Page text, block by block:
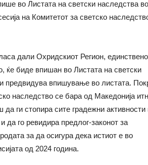
во Листата на светски наследства во
на Комитетот за светско
дали Охридскиот Регион,
ќе биде впишан во Листата на светски
предвидува впишување во листата.
наследство се бара од Македонија
ги стопира сите градежни активности
да го ревидира предлог-законот за
за да осигура дека истиот е во
од 2024 година.